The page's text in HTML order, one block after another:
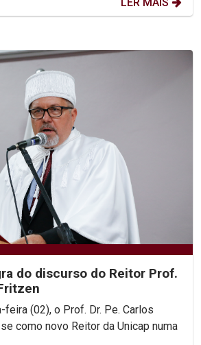
do discurso do Reitor Prof.
feira (02), o Prof. Dr. Pe. Carlos
como novo Reitor da Unicap numa